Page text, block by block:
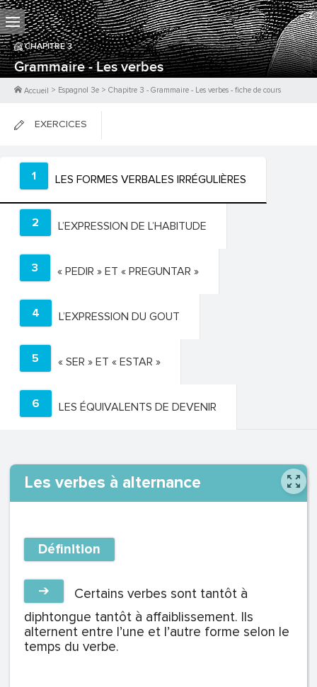
CHAPITRE3
Grammaire - Les verbes
Accueil > Espagnol 3e > Chapitre 3 - Grammaire - Les verbes - fiche de cours
EXERCICES
FICHES DE COURS
0PTS
1 LES FORMES VERBALES IRRÉGULIÈRES
2 L’EXPRESSION DE L’HABITUDE
3 « PEDIR » ET « PREGUNTAR »
4 L’EXPRESSION DU GOUT
5 « SER » ET « ESTAR »
6 LES ÉQUIVALENTS DE DEVENIR
Les verbes à alternance
Définition
➔
Certains verbes sont tantôt à
diphtongue tantôt à affaiblissement. Ils
alternent entre l’une et l’autre forme selon le
temps du verbe.